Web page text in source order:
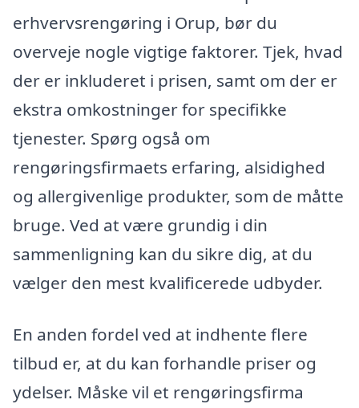
erhvervsrengøring i Orup, bør du
overveje nogle vigtige faktorer. Tjek, hvad
der er inkluderet i prisen, samt om der er
ekstra omkostninger for specifikke
tjenester. Spørg også om
rengøringsfirmaets erfaring, alsidighed
og allergivenlige produkter, som de måtte
bruge. Ved at være grundig i din
sammenligning kan du sikre dig, at du
vælger den mest kvalificerede udbyder.
En anden fordel ved at indhente flere
tilbud er, at du kan forhandle priser og
ydelser. Måske vil et rengøringsfirma